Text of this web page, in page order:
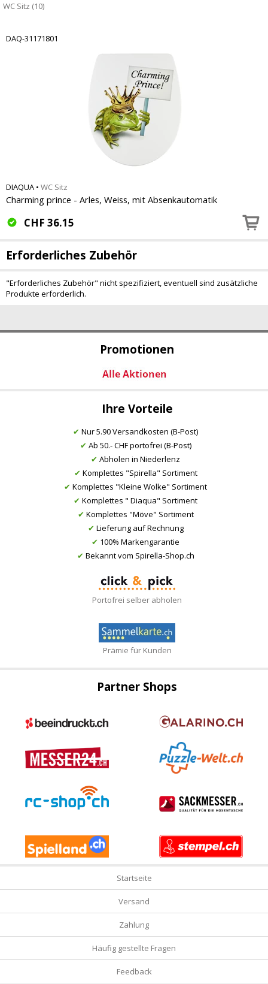
Promotionen
Ihre Vorteile
✔ Nur 5.90 Versandkosten (B-Post)
✔ Ab 50.- CHF portofrei (B-Post)
✔ Abholen in Niederlenz
✔ Komplettes "Spirella" Sortiment
✔ Komplettes "Kleine Wolke" Sortiment
✔ Komplettes " Diaqua" Sortiment
✔ Komplettes "Möve" Sortiment
✔ Lieferung auf Rechnung
✔ 100% Markengarantie
✔ Bekannt vom Spirella-Shop.ch
Portofrei selber abholen
Prämie für Kunden
WC Sitz (10)
DAQ-31171801
DIAQUA • WC Sitz
Charming prince - Arles, Weiss, mit Absenkautomatik
CHF 36.15
Erforderliches Zubehör
"Erforderliches Zubehör" nicht spezifiziert, eventuell sind zusätzliche
Produkte erforderlich.
Partner Shops
Startseite
Versand
Zahlung
Häufig gestellte Fragen
Feedback